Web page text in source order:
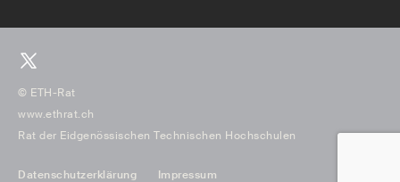
© ETH-Rat
www.ethrat.ch
Rat der Eidgenössischen Technischen Hochschulen
Datenschutzerklärung Impressum